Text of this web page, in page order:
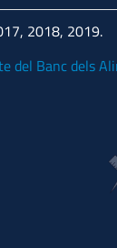
2018, 2019.
del Banc dels